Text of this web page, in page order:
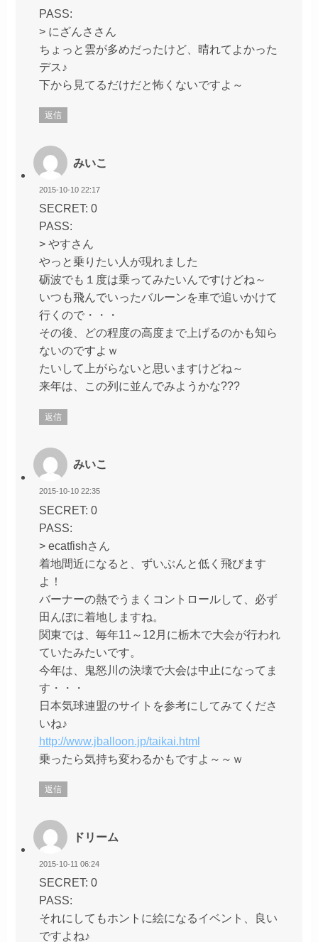
PASS:
> にざんささん
ちょっと雲が多めだったけど、晴れてよかった
デス♪
下から見てるだけだと怖くないですよ～
返信
みいこ
2015-10-10 22:17
SECRET: 0
PASS:
> やすさん
やっと乗りたい人が現れました
砺波でも１度は乗ってみたいんですけどね～
いつも飛んでいったバルーンを車で追いかけて
行くので・・・
その後、どの程度の高度まで上げるのかも知ら
ないのですよｗ
たいして上がらないと思いますけどね～
来年は、この列に並んでみようかな???
返信
みいこ
2015-10-10 22:35
SECRET: 0
PASS:
> ecatfishさん
着地間近になると、ずいぶんと低く飛びます
よ！
バーナーの熱でうまくコントロールして、必ず
田んぼに着地しますね。
関東では、毎年11～12月に栃木で大会が行われ
ていたみたいです。
今年は、鬼怒川の決壊で大会は中止になってま
す・・・
日本気球連盟のサイトを参考にしてみてくださ
いね♪
http://www.jballoon.jp/taikai.html
乗ったら気持ち変わるかもですよ～～ｗ
返信
ドリーム
2015-10-11 06:24
SECRET: 0
PASS:
それにしてもホントに絵になるイベント、良い
ですよね♪